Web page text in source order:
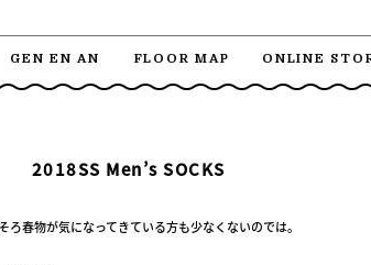
GEN EN AN FLOOR MAP ONLINE
2018SS Men’s SOCKS
春物が気になってきている方も少なくないのでは。